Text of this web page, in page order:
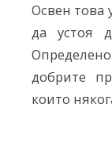
Освен това
да устоя
добрите
които